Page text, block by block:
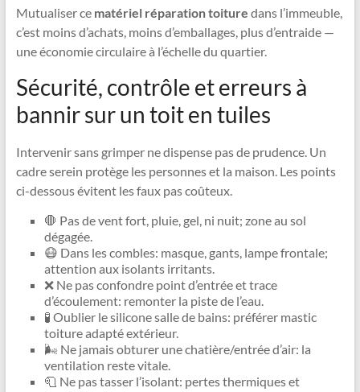
Mutualiser ce matériel réparation toiture dans l’immeuble,
c’est moins d’achats, moins d’emballages, plus d’entraide —
une économie circulaire à l’échelle du quartier.
Sécurité, contrôle et erreurs à
bannir sur un toit en tuiles
Intervenir sans grimper ne dispense pas de prudence. Un
cadre serein protège les personnes et la maison. Les points
ci-dessous évitent les faux pas coûteux.
🛑 Pas de vent fort, pluie, gel, ni nuit; zone au sol
dégagée.
😷 Dans les combles: masque, gants, lampe frontale;
attention aux isolants irritants.
❌ Ne pas confondre point d’entrée et trace
d’écoulement: remonter la piste de l’eau.
🧪 Oublier le silicone salle de bains: préférer mastic
toiture adapté extérieur.
🌬️ Ne jamais obturer une chatière/entrée d’air: la
ventilation reste vitale.
🧻 Ne pas tasser l’isolant: pertes thermiques et